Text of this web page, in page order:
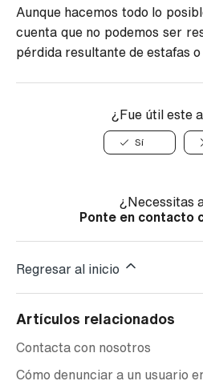
Aunque hacemos todo lo
cuenta que no podemos ser
pérdida resultante de estafas o
¿Fue útil este
Sí
¿Necessitas
Ponte en contacto
Regresar al inicio
Artículos relacionados
Contacta con nosotros
Cómo denunciar a un usuario